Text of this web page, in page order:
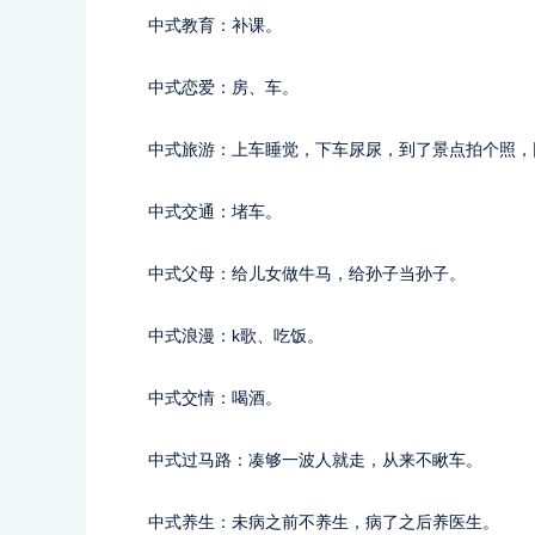
中式教育：补课。
中式恋爱：房、车。
中式旅游：上车睡觉，下车尿尿，到了景点拍个照，
中式交通：堵车。
中式父母：给儿女做牛马，给孙子当孙子。
中式浪漫：k歌、吃饭。
中式交情：喝酒。
中式过马路：凑够一波人就走，从来不瞅车。
中式养生：未病之前不养生，病了之后养医生。